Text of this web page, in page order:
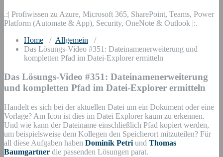
.:| Profiwissen zu Azure, Microsoft 365, SharePoint, Teams, Power
Platform (Automate & App), Security, OneNote & Outlook |:.
Home / Allgemein /
Das Lösungs-Video #351: Dateinamenerweiterung und
kompletten Pfad im Datei-Explorer ermitteln
Das Lösungs-Video #351: Dateinamenerweiterung
und kompletten Pfad im Datei-Explorer ermitteln
Handelt es sich bei der aktuellen Datei um ein Dokument oder eine
Vorlage? Am Icon ist dies im Datei Explorer kaum zu erkennen.
Und wie kann der Dateiname einschließlich Pfad kopiert werden,
um beispielsweise dem Kollegen den Speicherort mitzuteilen? Für
all diese Aufgaben haben Dominik Petri und Thomas
Baumgartner die passenden Lösungen parat.